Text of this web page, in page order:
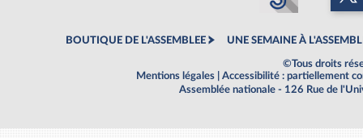
BOUTIQUE DE L'ASSEMBLEE UNE SEMAINE À
©Tous droits
Mentions légales
Accessibilité : partiellement
Assemblée nationale - 126 Rue de